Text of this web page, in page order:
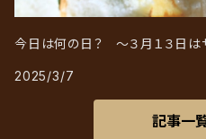
今日は何の日？ ～３月１３日は
2025/3/7
記事一